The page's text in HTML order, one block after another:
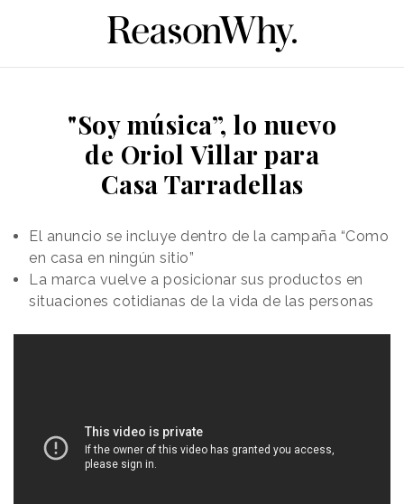
"Soy música”, lo nuevo
de Oriol Villar para
Casa Tarradellas
El anuncio se incluye dentro de la campaña “Como
en casa en ningún sitio”
La marca vuelve a posicionar sus productos en
situaciones cotidianas de la vida de las personas